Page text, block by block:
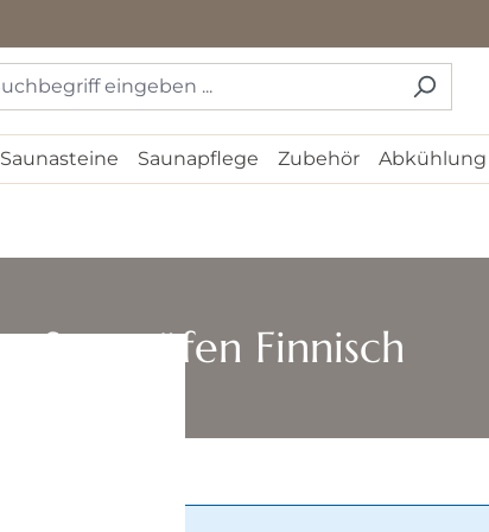
Saunasteine Saunapflege Zubehör Abkühlung
Saunaöfen Finnisch